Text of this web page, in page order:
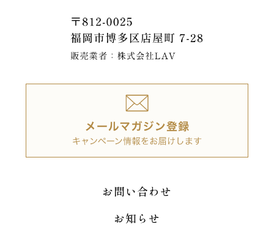
お問い合わせ
お知らせ